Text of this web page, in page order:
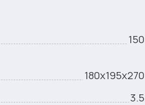
150
180х195х270
3.5